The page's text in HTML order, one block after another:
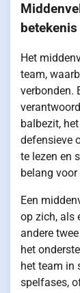
betekenis
Het
team,
verbonden.
balbezit,
defensieve
te lezen en
belang
Een
op zich, als
andere
het
het team in
spelfases,